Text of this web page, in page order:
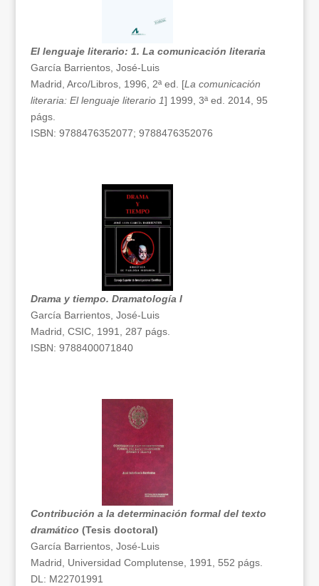
El lenguaje literario: 1. La comunicación literaria
García Barrientos, José-Luis
Madrid, Arco/Libros, 1996, 2ª ed. [La comunicación
literaria: El lenguaje literario 1] 1999, 3ª ed. 2014, 95
págs.
ISBN: 9788476352077; 9788476352076
Drama y tiempo. Dramatología I
García Barrientos, José-Luis
Madrid, CSIC, 1991, 287 págs.
ISBN: 9788400071840
Contribución a la determinación formal del texto
dramático (Tesis doctoral)
García Barrientos, José-Luis
Madrid, Universidad Complutense, 1991, 552 págs.
DL: M22701991